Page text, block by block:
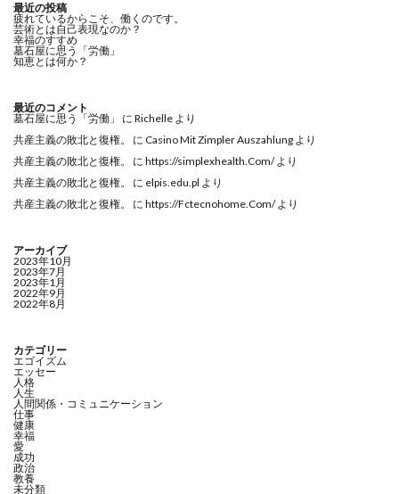
最近の投稿
疲れているからこそ、働くのです。
芸術とは自己表現なのか？
幸福のすすめ
墓石屋に思う「労働」
知恵とは何か？
最近のコメント
墓石屋に思う「労働」
に Richelle より
共産主義の敗北と復権。
に Casino Mit Zimpler Auszahlung より
共産主義の敗北と復権。
に https://simplexhealth.Com/より
共産主義の敗北と復権。
に elpis.edu.pl より
共産主義の敗北と復権。
に https://Fctecnohome.Com/より
アーカイブ
2023年10月
2023年7月
2023年1月
2022年9月
2022年8月
カテゴリー
エゴイズム
エッセー
人格
人生
人間関係・コミュニケーション
仕事
健康
幸福
愛
成功
政治
教養
未分類